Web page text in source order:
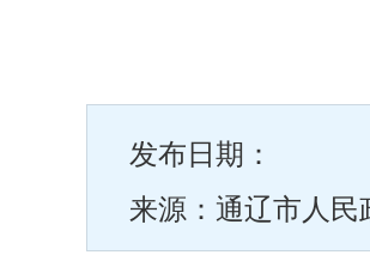
发布日期：
来源：通辽市人